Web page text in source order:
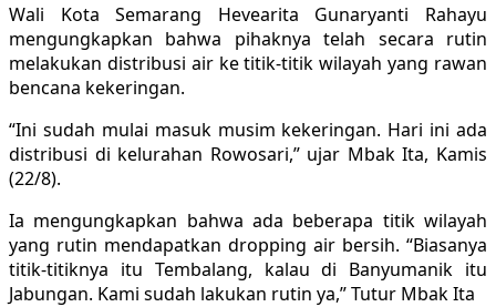
Wali Kota Semarang Hevearita Gunaryanti Rahayu
mengungkapkan bahwa pihaknya telah secara rutin
melakukan distribusi air ke titik-titik wilayah yang rawan
bencana kekeringan.
“Ini sudah mulai masuk musim kekeringan. Hari ini ada
distribusi di kelurahan Rowosari,” ujar Mbak Ita, Kamis
(22/8).
Ia mengungkapkan bahwa ada beberapa titik wilayah
yang rutin mendapatkan dropping air bersih. “Biasanya
titik-titiknya itu Tembalang, kalau di Banyumanik itu
Jabungan. Kami sudah lakukan rutin ya,” Tutur Mbak Ita